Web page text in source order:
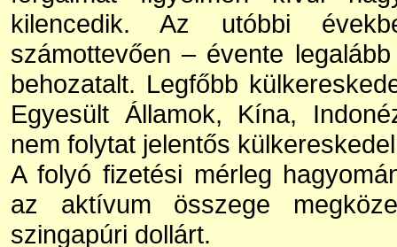
kilencedik. Az utóbbi
számottevően – évente
behozatalt. Legfőbb
Egyesült Államok, Kína,
nem folytat jelentős
A folyó fizetési mérleg
az aktívum összege
szingapúri dollárt.